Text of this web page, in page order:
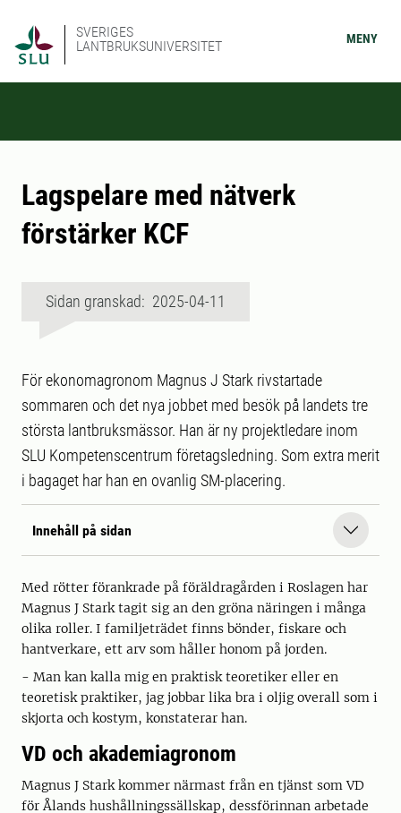
SVERIGES
LANTBRUKSUNIVERSITET
MENY
Lagspelare med nätverk
förstärker KCF
Sidan granskad: 2025-04-11
För ekonomagronom Magnus J Stark rivstartade
sommaren och det nya jobbet med besök på landets tre
största lantbruksmässor. Han är ny projektledare inom
SLU Kompetenscentrum företagsledning. Som extra merit
i bagaget har han en ovanlig SM-placering.
Innehåll på sidan
Med rötter förankrade på föräldragården i Roslagen har
Magnus J Stark tagit sig an den gröna näringen i många
olika roller. I familjeträdet finns bönder, fiskare och
hantverkare, ett arv som håller honom på jorden.
- Man kan kalla mig en praktisk teoretiker eller en
teoretisk praktiker, jag jobbar lika bra i oljig overall som i
skjorta och kostym, konstaterar han.
VD och akademiagronom
Magnus J Stark kommer närmast från en tjänst som VD
för Ålands hushållningssällskap, dessförinnan arbetade